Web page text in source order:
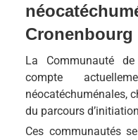
Cronenbourg
La Communauté
compte
néocatéchuménales,
du parcours
Ces communautés